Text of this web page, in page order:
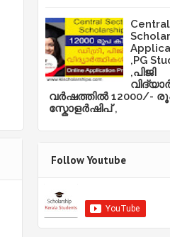
,PG
,പിജി
വർഷത്തിൽ 12000/-
സ്കോളർഷിപ് ,
Follow Youtube